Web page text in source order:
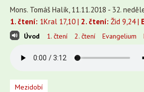
Mons. Tomáš Halík, 11.11.2018 - 32.
1. čtení: 1Kral 17,10 | 2. čtení: Žid 9,24 |
Úvod 1. čtení 2. čtení Evangelium
Mezidobí